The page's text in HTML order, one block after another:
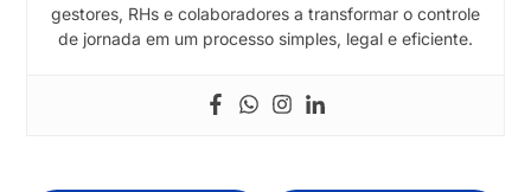
gestores, RHs e colaboradores a transformar o controle
de jornada em um processo simples, legal e eficiente.